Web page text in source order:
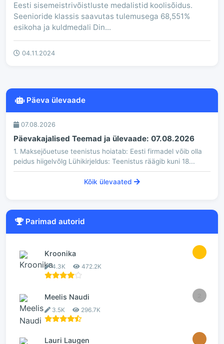
Eesti sisemeistrivõistluste medalistid koolisõidus.
Seenioride klassis saavutas tulemusega 68,551%
esikoha ja kuldmedali Din...
04.11.2024
Päeva ülevaade
07.08.2026
Päevakajalised Teemad ja ülevaade: 07.08.2026
1. Maksejõuetuse teenistus hoiatab: Eesti firmadel võib olla
peidus hiigelvõlg Lühikirjeldus: Teenistus räägib kuni 18...
Kõik ülevaated
Parimad autorid
Kroonika
4.3K 472.2K
Meelis Naudi
3.5K 296.7K
Lauri Laugen